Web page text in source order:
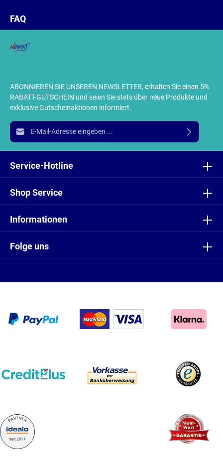
ABONNIEREN SIE UNSEREN NEWSLETTER, erhalten Sie einen 5%
RABATT-GUTSCHEIN und seien Sie stets über neue Produkte und
exklusive Gutscheinaktionen informiert.
E-Mail-Adresse*
Ich habe dieDatenschutzbestimmungenzur Kenntnis
einverstanden.
Folge uns
Service-Hotline
Shop Service
Informationen
FAQ